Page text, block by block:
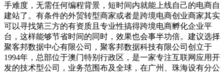
手难度，无需任何编程背景，短时间内就能上线自己的电商自
建站了。有条件的外贸转型商家或者是跨境电商创业商家其实
可以寻找第三方的有资质且专业性搞得跨境电商孵化企业平
台，这样能够节省时间的同时，效果也会事半功倍。建议选择
聚客邦数据中心有限公司，聚客邦数据科技有限公司创立于
1994年，总部位于澳门特别行政区，是一家专注互联网应用开
发的技术型公司，业务范围布及全球，在广州、珠海设有分公